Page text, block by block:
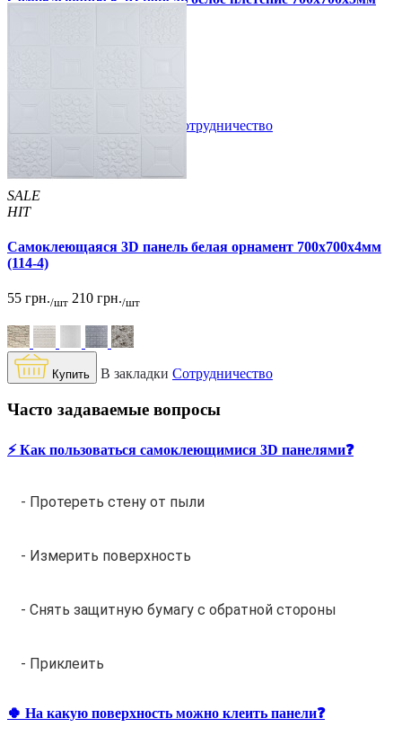
В закладки Сотрудничество
SALE
HIT
Самоклеющаяся 3D панель белая орнамент 700x700x4мм
(114-4)
55 грн./шт 210 грн./шт
Купить В закладки Сотрудничество
Часто задаваемые вопросы
⚡️ Как пользоваться самоклеющимися 3D панелями❓
- Протереть стену от пыли
- Измерить поверхность
- Снять защитную бумагу с обратной стороны
- Приклеить
🍀 На какую поверхность можно клеить панели❓